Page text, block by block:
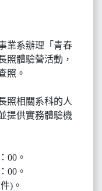
業系辦理「青春
照體驗營活動，
照。
照相關系科的人
提供實務體驗機
00。
00。
)。